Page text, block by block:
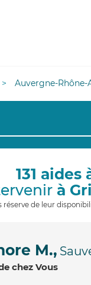
Auvergne-Rhône-
131
à
réserve de leur
M.,
chez Vous